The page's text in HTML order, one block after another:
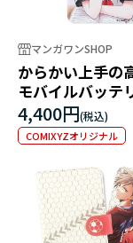
マンガワンSHOP
からかい上手の
モバイルバッテ
4,400円
COMIXYZオリジナル